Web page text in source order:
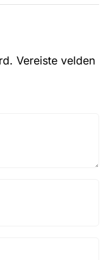
Vereiste velden